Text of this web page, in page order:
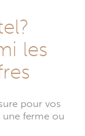
les
pour vos
ferme ou